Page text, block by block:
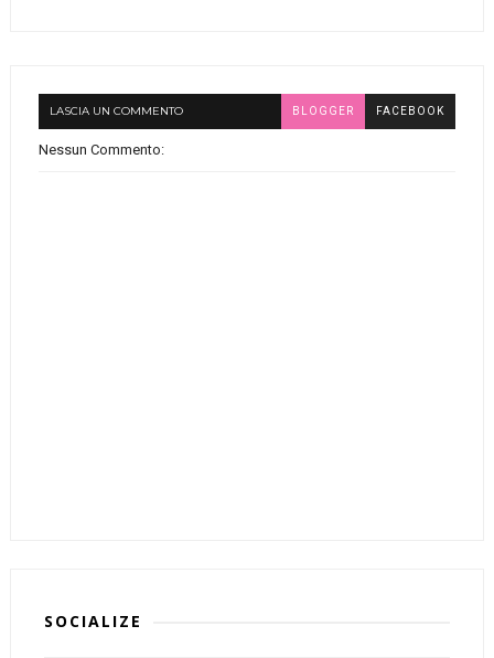
LASCIA UN COMMENTO BLOGGER FACEBOOK
Nessun Commento:
SOCIALIZE